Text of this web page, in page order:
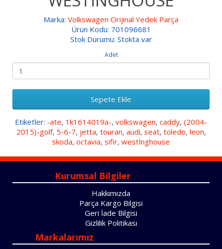
Marka: Volkswagen Orijinal Yedek Parça
Ürün Kodu: 701096681
Stok Durumu: Stokta var
Adet
Sepete Ekle
Etiketler: -ate, 1k1614019a-, volkswagen, caddy, (2004-
2015)-golf, 5-6-7, jetta, touran, audi, seat, toledo, leon,
skoda, octavia, sifir, westİnghouse
Kurumsal Bilgiler
Hakkımızda
Parça Kargo Bilgisi
Geri İade Bilgisi
Gizlilik Politikası
Markalarımız